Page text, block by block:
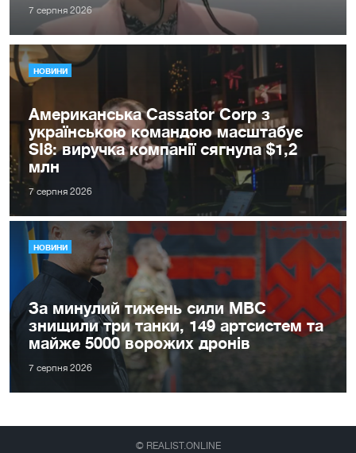
7 серпня 2026
НОВИНИ
Американська Cassator Corp з
українською командою масштабує
SI8: виручка компанії сягнула $1,2
млн
7 серпня 2026
НОВИНИ
За минулий тижень сили МВС
знищили три танки, 149 артсистем та
майже 5000 ворожих дронів
7 серпня 2026
© REALIST.ONLINE